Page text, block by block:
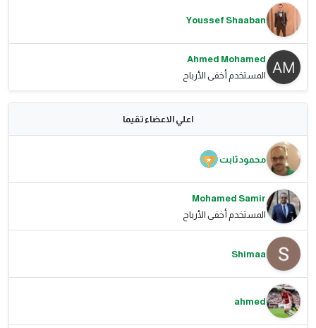
Youssef Shaaban
Ahmed Mohamed
المستخدم أخفى الأرباح
اعلي الاعضاء تقيما
محمود ثابت
Mohamed Samir
المستخدم أخفى الأرباح
Shimaa
ahmed